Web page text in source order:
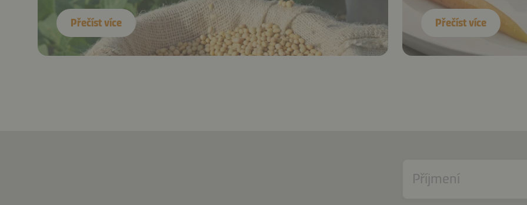
Přečíst více Přečíst více
Příjmení